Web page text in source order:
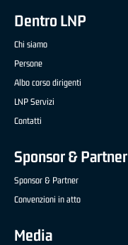
Dentro LNP
Chi siamo
Persone
Albo corso dirigenti
LNP Servizi
Contatti
Sponsor & Partner
Sponsor & Partner
Convenzioni in atto
Media